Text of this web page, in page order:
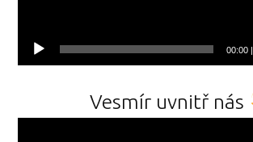
00:00|
Vesmír uvnitř nás